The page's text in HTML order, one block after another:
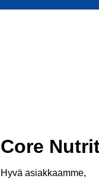
Core
Hyvä asiakkaamme,